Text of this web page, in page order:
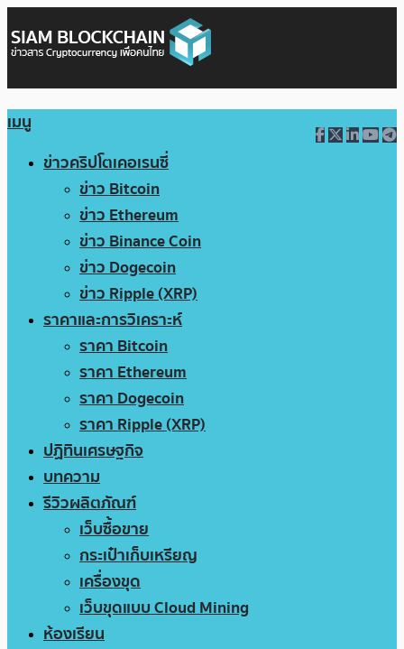
เมนู
ข่าวคริปโตเคอเรนซี่
ข่าว Bitcoin
ข่าว Ethereum
ข่าว Binance Coin
ข่าว Dogecoin
ข่าว Ripple (XRP)
ราคาและการวิเคราะห์
ราคา Bitcoin
ราคา Ethereum
ราคา Dogecoin
ราคา Ripple (XRP)
ปฏิทินเศรษฐกิจ
บทความ
รีวิวผลิตภัณฑ์
เว็บซื้อขาย
กระเป๋าเก็บเหรียญ
เครื่องขุด
เว็บขุดแบบ Cloud Mining
ห้องเรียน